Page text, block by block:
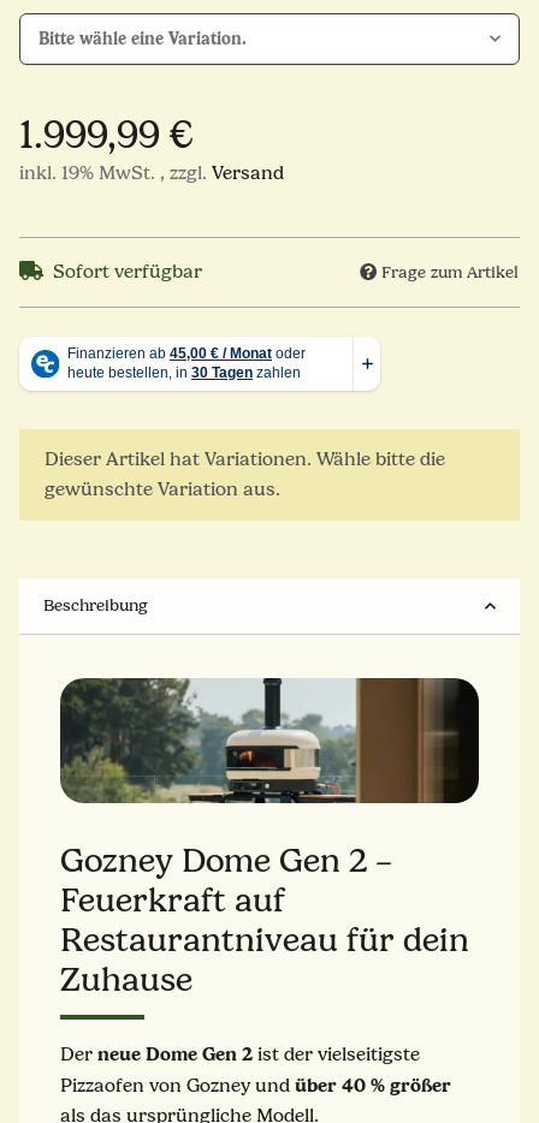
Bitte wähle eine Variation.
1.999,99 €
inkl. 19% MwSt. , zzgl. Versand
Sofort verfügbar Frage zum Artikel
x
Dieser Artikel hat Variationen. Wähle bitte die
gewünschte Variation aus.
Beschreibung
Gozney Dome Gen 2 –
Feuerkraft auf
Restaurantniveau für dein
Zuhause
Der neue Dome Gen 2 ist der vielseitigste
Pizzaofen von Gozney und über 40 % größer
als das ursprüngliche Modell.